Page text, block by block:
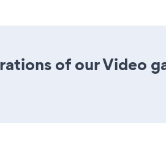
of our Video